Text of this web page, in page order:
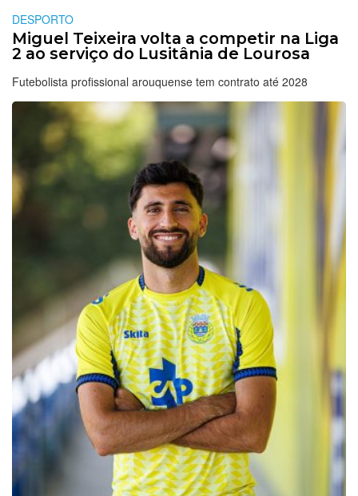
DESPORTO
Miguel Teixeira volta a competir na Liga
2 ao serviço do Lusitânia de Lourosa
Futebolista profissional arouquense tem contrato até 2028